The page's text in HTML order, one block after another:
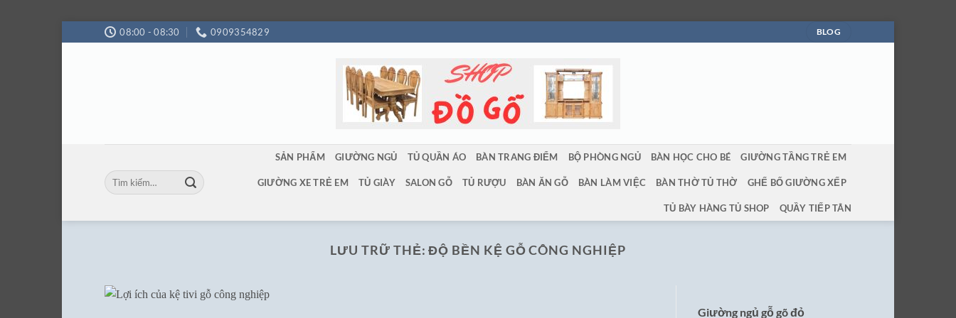
qua
08:00 - 08:30 0909354829 BLOG
Tìm
kiếm:
SẢN PHẨM GIƯỜNG NGỦ TỦ QUẦN ÁO BÀN TRANG ĐIỂM BỘ PHÒNG NGỦ BÀN HỌC CHO BÉ GIƯỜNG TẦNG TRẺ EM
GIƯỜNG XE TRẺ EM TỦ GIÀY SALON GỖ TỦ RƯỢU BÀN ĂN GỖ BÀN LÀM VIỆC BÀN THỜ TỦ THỜ GHẾ BỐ GIƯỜNG XẾP
TỦ BÀY HÀNG TỦ SHOP QUẦY TIẾP TÂN
LƯU TRỮ THẺ:ĐỘ BỀN KỆ GỖ CÔNG NGHIỆP
Giường ngủ gỗ gõ đỏ